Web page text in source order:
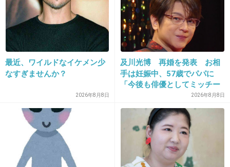
33. 匿名 2014/10/10(金) 10:18:42
手越はどっかのデブスアイドルにも手を出せる
から
女の趣味悪いなんてもんじゃないでしょw
カッコいいのにまるで見る目がないんだ
34. 匿名 2014/10/10(金) 10:19:31
最近、ワイルドなイケメン少
なすぎませんか？
2026年8月8日
及川光博 再婚を発表 お相
手は妊娠中、57歳でパパに
「今後も俳優としてミッチー
2026年8月8日